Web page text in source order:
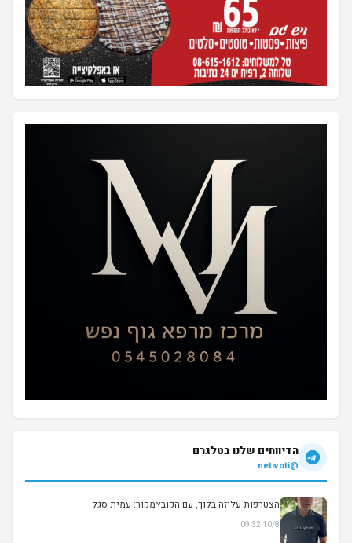
הדיווחים שלנו בטלגרם
@netivoti
הצטרפות עליזה בלוך, עם הקובץמקור: עמית סגל
10/8 09:32